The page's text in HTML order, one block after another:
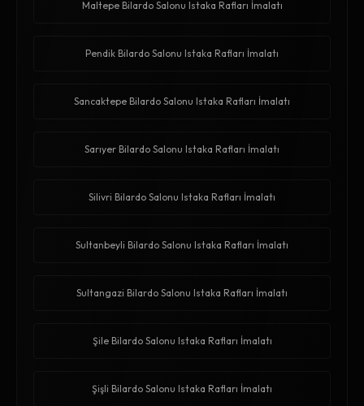
Maltepe Bilardo Salonu Istaka Rafları İmalatı
Pendik Bilardo Salonu Istaka Rafları İmalatı
Sancaktepe Bilardo Salonu Istaka Rafları İmalatı
Sarıyer Bilardo Salonu Istaka Rafları İmalatı
Silivri Bilardo Salonu Istaka Rafları İmalatı
Sultanbeyli Bilardo Salonu Istaka Rafları İmalatı
Sultangazi Bilardo Salonu Istaka Rafları İmalatı
Şile Bilardo Salonu Istaka Rafları İmalatı
Şişli Bilardo Salonu Istaka Rafları İmalatı